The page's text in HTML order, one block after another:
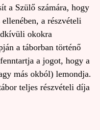
a Szülő számára, hogy
a részvételi
okokra
a táborban történő
a jogot, hogy a
más okból) lemondja.
teljes részvételi díja